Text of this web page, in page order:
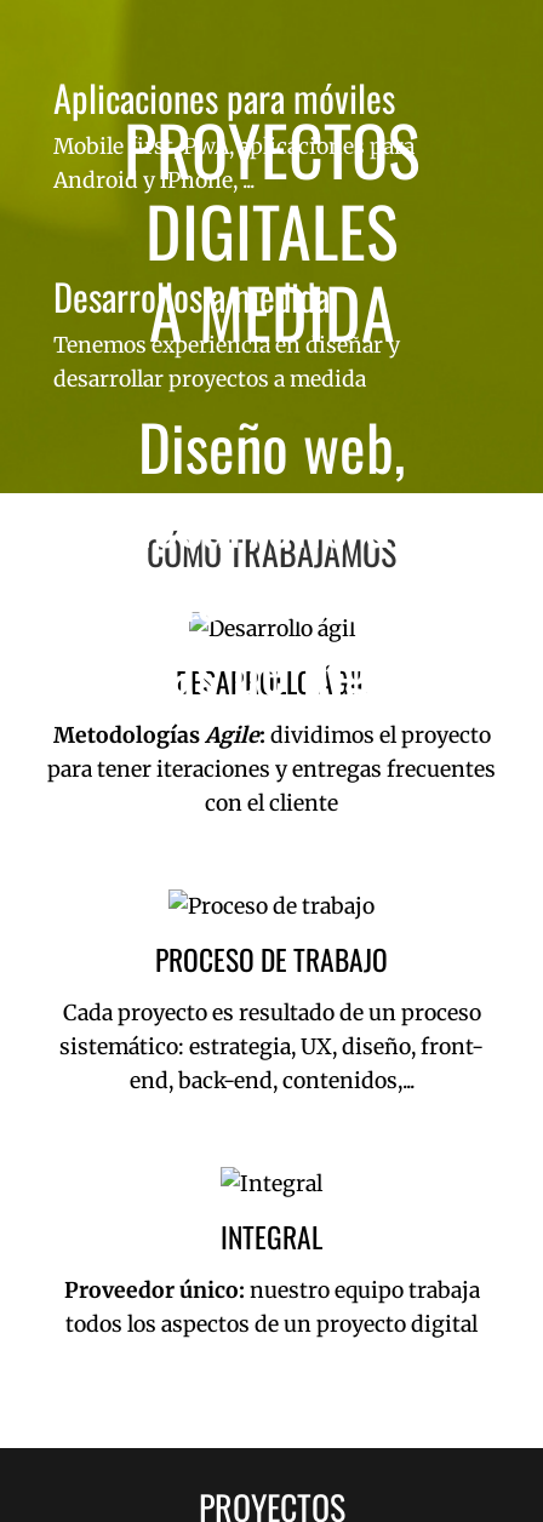
PROYECTOS
DIGITALES
A MEDIDA
Diseño web,
desarrollo de
aplicaciones y
sistemas de ingeniería
Aplicaciones para móviles
Mobile first, PwA, aplicaciones para
Android y iPhone, ...
Desarrollos a medida
Tenemos experiencia en diseñar y
desarrollar proyectos a medida
CÓMO TRABAJAMOS
DESARROLLO ÁGIL
MetodologíasAgile: dividimos el proyecto
para tener iteraciones y entregas frecuentes
con el cliente
PROCESO DE TRABAJO
Cada proyecto es resultado de un proceso
sistemático: estrategia, UX, diseño, front-
end, back-end, contenidos,...
INTEGRAL
Proveedor único: nuestro equipo trabaja
todos los aspectos de un proyecto digital
PROYECTOS